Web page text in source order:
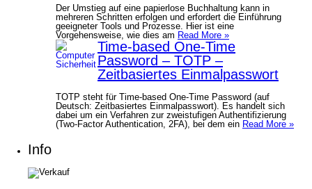
Der Umstieg auf eine papierlose Buchhaltung kann in
mehreren Schritten erfolgen und erfordert die Einführung
geeigneter Tools und Prozesse. Hier ist eine
Vorgehensweise, wie dies am Read More »
Time-based One-Time
Password – TOTP –
Zeitbasiertes Einmalpasswort
TOTP steht für Time-based One-Time Password (auf
Deutsch: Zeitbasiertes Einmalpasswort). Es handelt sich
dabei um ein Verfahren zur zweistufigen Authentifizierung
(Two-Factor Authentication, 2FA), bei dem ein Read More »
Info